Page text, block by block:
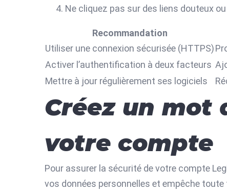
Ne cliquez pas sur des liens douteux
Recommandation
Utiliser une connexion sécurisée (HTTPS)
Activer l’authentification à deux facteurs
Mettre à jour régulièrement ses logiciels
Créez un mot
votre compte
Pour assurer la sécurité de votre compte
vos données personnelles et empêche